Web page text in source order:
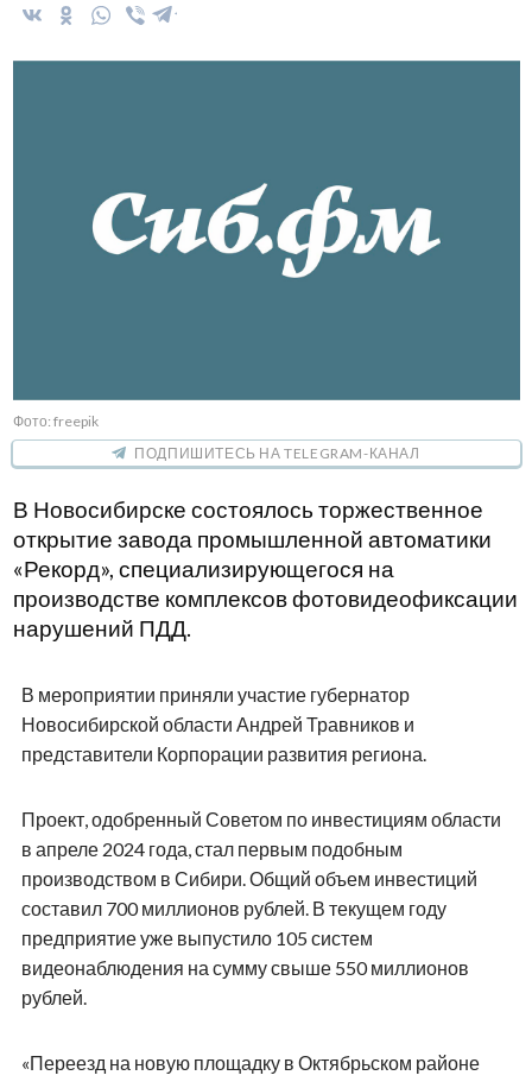
Фото: freepik
ПОДПИШИТЕСЬ НА TELEGRAM-КАНАЛ
В Новосибирске состоялось торжественное
открытие завода промышленной автоматики
«Рекорд», специализирующегося на
производстве комплексов фотовидеофиксации
нарушений ПДД.
В мероприятии приняли участие губернатор
Новосибирской области Андрей Травников и
представители Корпорации развития региона.
Проект, одобренный Советом по инвестициям области
в апреле 2024 года, стал первым подобным
производством в Сибири. Общий объем инвестиций
составил 700 миллионов рублей. В текущем году
предприятие уже выпустило 105 систем
видеонаблюдения на сумму свыше 550 миллионов
рублей.
«Переезд на новую площадку в Октябрьском районе